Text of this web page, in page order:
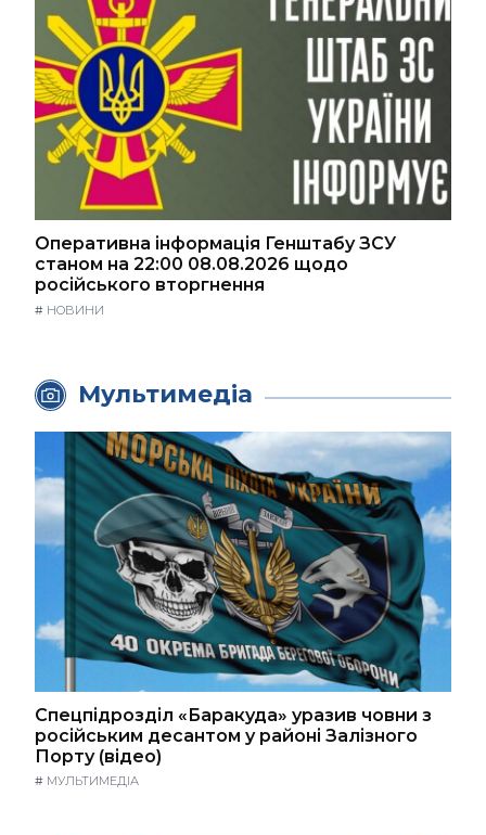
Оперативна інформація Генштабу ЗСУ
станом на 22:00 08.08.2026 щодо
російського вторгнення
# НОВИНИ
Мультимедіа
Спецпідрозділ «Баракуда» уразив човни з
російським десантом у районі Залізного
Порту (відео)
# МУЛЬТИМЕДІА